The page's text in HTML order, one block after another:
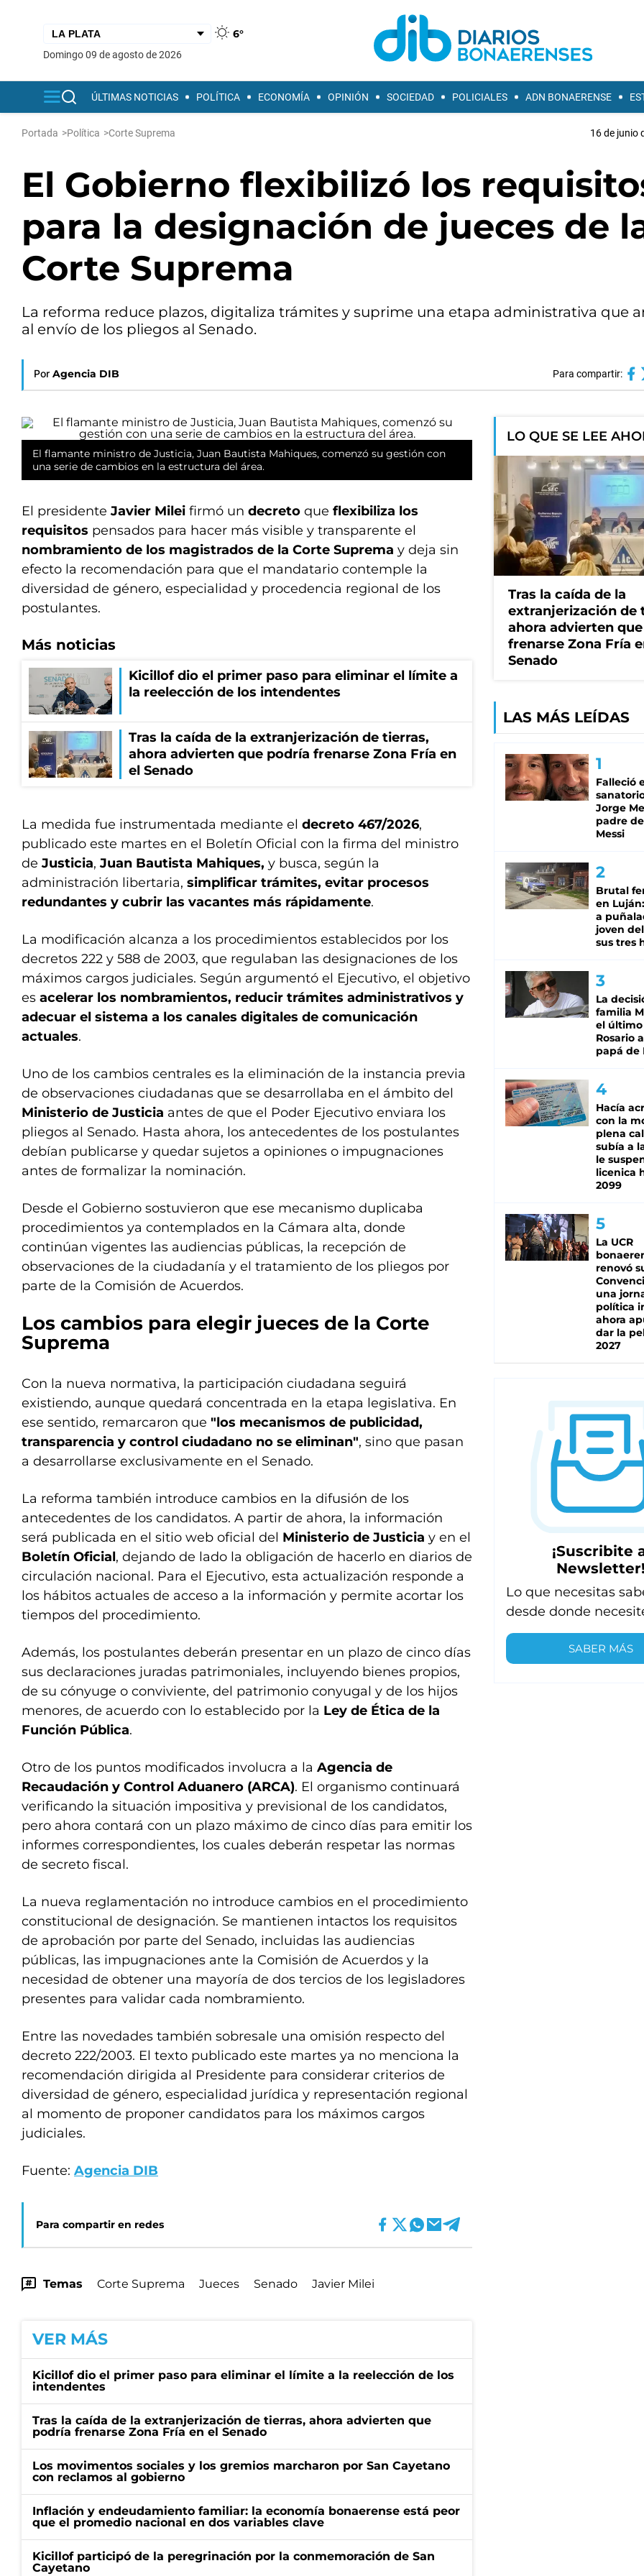
6°
domingo 09 de agosto de 2026
ÚLTIMAS NOTICIAS POLÍTICA ECONOMÍA OPINIÓN SOCIEDAD POLICIALES ADN BONAERENSE
Portada >Política >Corte Suprema 16 de junio
El Gobierno flexibilizó los
para la designación de jueces de
Corte Suprema
La reforma reduce plazos, digitaliza trámites y suprime una etapa administrativa que
al envío de los pliegos al Senado.
Por Agencia DIB Para compartir:
El flamante ministro de Justicia, Juan Bautista Mahiques, comenzó su gestión con
una serie de cambios en la estructura del área.
El presidente Javier Milei firmó un decreto que flexibiliza los
requisitos pensados para hacer más visible y transparente el
nombramiento de los magistrados de la Corte Suprema y deja sin
efecto la recomendación para que el mandatario contemple la
diversidad de género, especialidad y procedencia regional de los
postulantes.
Más noticias
Kicillof dio el primer paso para eliminar el límite a
la reelección de los intendentes
Tras la caída de la extranjerización de tierras,
ahora advierten que podría frenarse Zona Fría en
el Senado
La medida fue instrumentada mediante el decreto 467/2026,
publicado este martes en el Boletín Oficial con la firma del ministro
de Justicia, Juan Bautista Mahiques, y busca, según la
administración libertaria, simplificar trámites, evitar procesos
redundantes y cubrir las vacantes más rápidamente.
La modificación alcanza a los procedimientos establecidos por los
decretos 222 y 588 de 2003, que regulaban las designaciones de los
máximos cargos judiciales. Según argumentó el Ejecutivo, el objetivo
es acelerar los nombramientos, reducir trámites administrativos y
adecuar el sistema a los canales digitales de comunicación
actuales.
Uno de los cambios centrales es la eliminación de la instancia previa
de observaciones ciudadanas que se desarrollaba en el ámbito del
Ministerio de Justicia antes de que el Poder Ejecutivo enviara los
pliegos al Senado. Hasta ahora, los antecedentes de los postulantes
debían publicarse y quedar sujetos a opiniones o impugnaciones
antes de formalizar la nominación.
Desde el Gobierno sostuvieron que ese mecanismo duplicaba
procedimientos ya contemplados en la Cámara alta, donde
continúan vigentes las audiencias públicas, la recepción de
observaciones de la ciudadanía y el tratamiento de los pliegos por
parte de la Comisión de Acuerdos.
Los cambios para elegir jueces de la Corte
Suprema
Con la nueva normativa, la participación ciudadana seguirá
existiendo, aunque quedará concentrada en la etapa legislativa. En
ese sentido, remarcaron que "los mecanismos de publicidad,
transparencia y control ciudadano no se eliminan", sino que pasan
a desarrollarse exclusivamente en el Senado.
La reforma también introduce cambios en la difusión de los
antecedentes de los candidatos. A partir de ahora, la información
será publicada en el sitio web oficial del Ministerio de Justicia y en el
Boletín Oficial, dejando de lado la obligación de hacerlo en diarios de
circulación nacional. Para el Ejecutivo, esta actualización responde a
los hábitos actuales de acceso a la información y permite acortar los
tiempos del procedimiento.
Además, los postulantes deberán presentar en un plazo de cinco días
sus declaraciones juradas patrimoniales, incluyendo bienes propios,
de su cónyuge o conviviente, del patrimonio conyugal y de los hijos
menores, de acuerdo con lo establecido por la Ley de Ética de la
Función Pública.
Otro de los puntos modificados involucra a la Agencia de
Recaudación y Control Aduanero (ARCA). El organismo continuará
verificando la situación impositiva y previsional de los candidatos,
pero ahora contará con un plazo máximo de cinco días para emitir los
informes correspondientes, los cuales deberán respetar las normas
de secreto fiscal.
La nueva reglamentación no introduce cambios en el procedimiento
constitucional de designación. Se mantienen intactos los requisitos
de aprobación por parte del Senado, incluidas las audiencias
públicas, las impugnaciones ante la Comisión de Acuerdos y la
necesidad de obtener una mayoría de dos tercios de los legisladores
presentes para validar cada nombramiento.
Entre las novedades también sobresale una omisión respecto del
decreto 222/2003. El texto publicado este martes ya no menciona la
recomendación dirigida al Presidente para considerar criterios de
diversidad de género, especialidad jurídica y representación regional
al momento de proponer candidatos para los máximos cargos
judiciales.
Fuente: Agencia DIB
Para compartir en redes
Temas Corte Suprema Jueces Senado Javier Milei
VER MÁS
Kicillof dio el primer paso para eliminar el límite a la reelección de los
intendentes
Tras la caída de la extranjerización de tierras, ahora advierten que
podría frenarse Zona Fría en el Senado
Los movimentos sociales y los gremios marcharon por San Cayetano
con reclamos al gobierno
Inflación y endeudamiento familiar: la economía bonaerense está peor
que el promedio nacional en dos variables clave
Kicillof participó de la peregrinación por la conmemoración de San
Cayetano
LO QUE SE LEE
Tras la caída de la
extranjerización de
ahora advierten
frenarse Zona Fría
Senado
LAS MÁS LEÍDAS
Falleció
Jorge
padre
Messi
Brutal
en
a
joven
sus tres
La
familia
el último
Rosario
papá de
Hacía
con la
plena
subía a
le
licenica
2099
La UCR
renovó
una
política
ahora
dar la
2027
¡Suscribite
Lo que necesitas
desde donde
SABER MÁS